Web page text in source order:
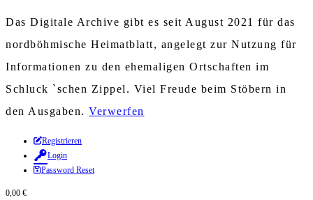
Das Digitale Archive gibt es seit August 2021 für das
nordböhmische Heimatblatt, angelegt zur Nutzung für
Informationen zu den ehemaligen Ortschaften im
Schluck `schen Zippel. Viel Freude beim Stöbern in
den Ausgaben. Verwerfen
Zum
Inhalt
springen
Registrieren
Login
Password Reset
0,00 €